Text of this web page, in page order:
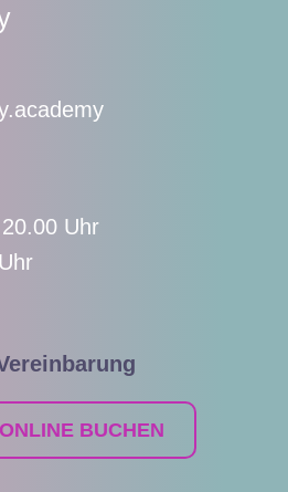
Uhr
BUCHEN